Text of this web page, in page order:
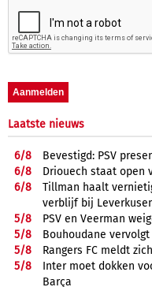
Laatste nieuws
6/8
Bevestigd: PSV
6/8
Driouech staat open
6/8
Tillman haalt
verblijf bij
5/8
PSV en Veerman
5/8
Bouhoudane
5/8
Rangers FC meldt
5/8
Inter moet dokken
Barça